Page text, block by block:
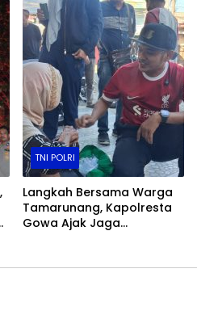
Ketahanan Pangan Warga
TNI POLRI
Langkah Bersama Warga
Tamarunang, Kapolresta
Gowa Ajak Jaga